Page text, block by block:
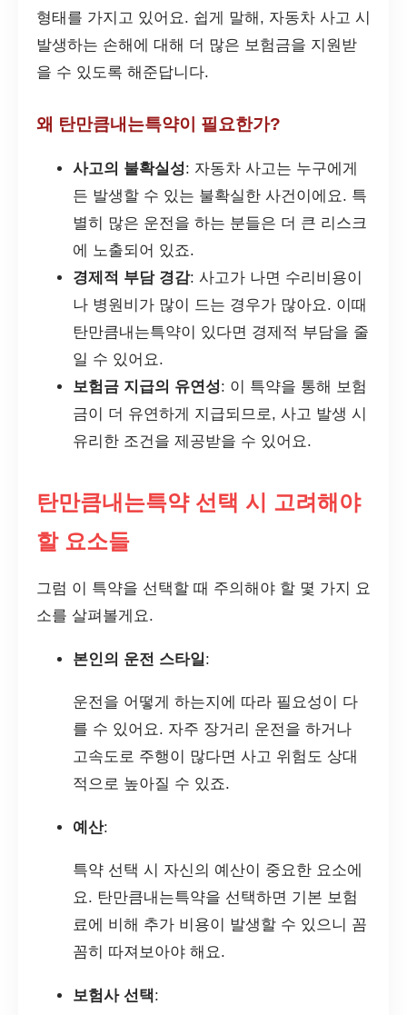
형태를 가지고 있어요. 쉽게 말해, 자동차 사고 시
발생하는 손해에 대해 더 많은 보험금을 지원받
을 수 있도록 해준답니다.
왜 탄만큼내는특약이 필요한가?
사고의 불확실성: 자동차 사고는 누구에게
든 발생할 수 있는 불확실한 사건이에요. 특
별히 많은 운전을 하는 분들은 더 큰 리스크
에 노출되어 있죠.
경제적 부담 경감: 사고가 나면 수리비용이
나 병원비가 많이 드는 경우가 많아요. 이때
탄만큼내는특약이 있다면 경제적 부담을 줄
일 수 있어요.
보험금 지급의 유연성: 이 특약을 통해 보험
금이 더 유연하게 지급되므로, 사고 발생 시
유리한 조건을 제공받을 수 있어요.
탄만큼내는특약 선택 시 고려해야
할 요소들
그럼 이 특약을 선택할 때 주의해야 할 몇 가지 요
소를 살펴볼게요.
본인의 운전 스타일:
운전을 어떻게 하는지에 따라 필요성이 다
를 수 있어요. 자주 장거리 운전을 하거나
고속도로 주행이 많다면 사고 위험도 상대
적으로 높아질 수 있죠.
예산:
특약 선택 시 자신의 예산이 중요한 요소에
요. 탄만큼내는특약을 선택하면 기본 보험
료에 비해 추가 비용이 발생할 수 있으니 꼼
꼼히 따져보아야 해요.
보험사 선택: